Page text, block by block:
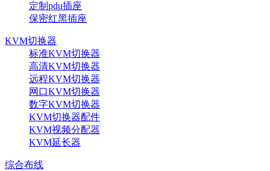
定制pdu插座
保密红黑插座
KVM切换器
标准KVM切换器
高清KVM切换器
远程KVM切换器
网口KVM切换器
数字KVM切换器
KVM切换器配件
KVM视频分配器
KVM延长器
综合布线